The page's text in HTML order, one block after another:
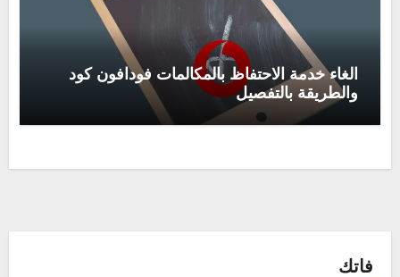
الغاء خدمة الاحتفاظ بالمكالمات فودافون كود
والطريقة بالتفصيل
فاتك